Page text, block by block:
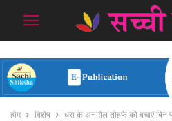
होम विशेष धरा के अनमोल तोहफे को बचाएं बिन